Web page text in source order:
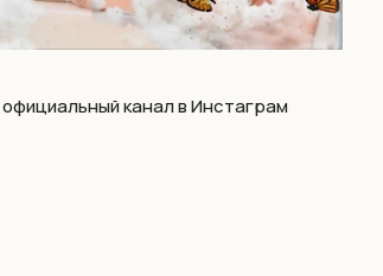
канал в Инстаграм